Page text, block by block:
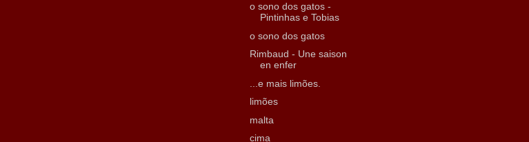
o sono dos gatos -
Pintinhas e Tobias
o sono dos gatos
Rimbaud - Une saison
en enfer
...e mais limões.
limões
malta
cima